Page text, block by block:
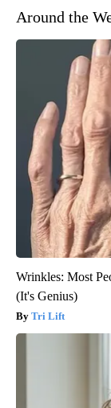
Around the
Wrinkles: Most
(It's Genius)
Tri Lift